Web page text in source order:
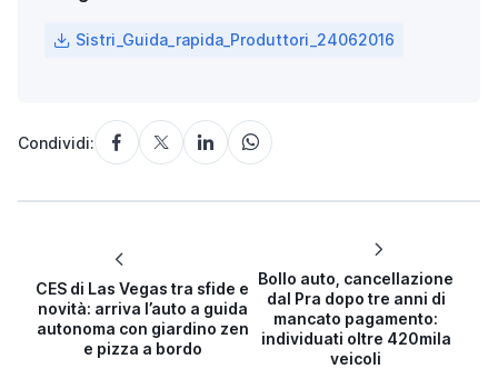
Sistri_Guida_rapida_Produttori_24062016
Condividi:
CES di Las Vegas tra sfide e
novità: arriva l’auto a guida
autonoma con giardino zen
e pizza a bordo
Bollo auto, cancellazione
dal Pra dopo tre anni di
mancato pagamento:
individuati oltre 420mila
veicoli